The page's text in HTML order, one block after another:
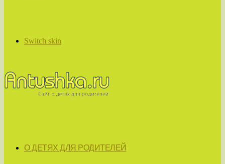
Switch skin
О ДЕТЯХ ДЛЯ РОДИТЕЛЕЙ